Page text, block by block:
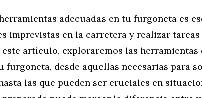
adecuadas en tu furgoneta es
imprevistas en la carretera y realizar
este artículo, exploraremos las herramientas
furgoneta, desde aquellas necesarias para
las que pueden ser cruciales en